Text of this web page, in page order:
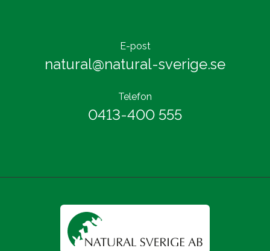
E-post
natural@natural-sverige.se
Telefon
0413-400 555